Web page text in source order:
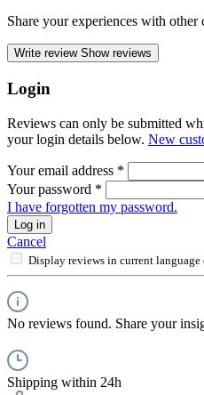
Share your experiences with other
Write review Show reviews
Login
Reviews can only be submitted
your login details below. New
Your email address *
Your password *
I have forgotten my password.
Log in
Cancel
Display reviews in current language
No reviews found. Share your
Shipping within 24h